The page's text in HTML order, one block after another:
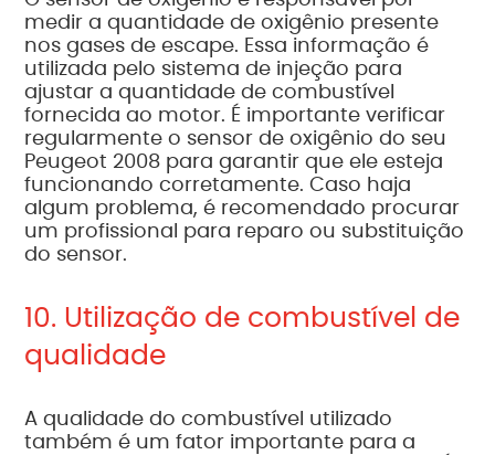
medir a quantidade de oxigênio presente
nos gases de escape. Essa informação é
utilizada pelo sistema de injeção para
ajustar a quantidade de combustível
fornecida ao motor. É importante verificar
regularmente o sensor de oxigênio do seu
Peugeot 2008 para garantir que ele esteja
funcionando corretamente. Caso haja
algum problema, é recomendado procurar
um profissional para reparo ou substituição
do sensor.
10. Utilização de combustível de
qualidade
A qualidade do combustível utilizado
também é um fator importante para a